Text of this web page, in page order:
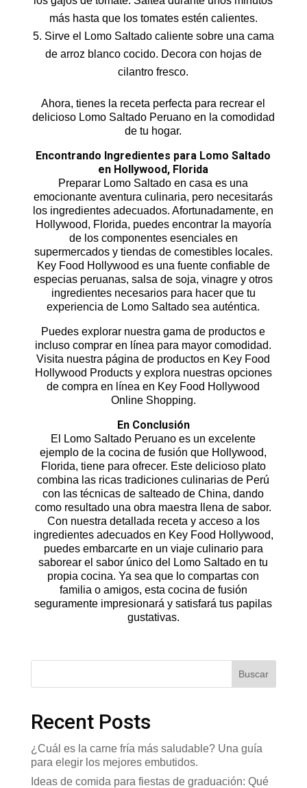
más hasta que los tomates estén calientes.
Sirve el Lomo Saltado caliente sobre una cama
de arroz blanco cocido. Decora con hojas de
cilantro fresco.
Ahora, tienes la receta perfecta para recrear el
delicioso Lomo Saltado Peruano en la comodidad
de tu hogar.
Encontrando Ingredientes para Lomo Saltado
en Hollywood, Florida
Preparar Lomo Saltado en casa es una
emocionante aventura culinaria, pero necesitarás
los ingredientes adecuados. Afortunadamente, en
Hollywood, Florida, puedes encontrar la mayoría
de los componentes esenciales en
supermercados y tiendas de comestibles locales.
Key Food Hollywood es una fuente confiable de
especias peruanas, salsa de soja, vinagre y otros
ingredientes necesarios para hacer que tu
experiencia de Lomo Saltado sea auténtica.
Puedes explorar nuestra gama de productos e
incluso comprar en línea para mayor comodidad.
Visita nuestra página de productos en Key Food
Hollywood Products y explora nuestras opciones
de compra en línea en Key Food Hollywood
Online Shopping.
En Conclusión
El Lomo Saltado Peruano es un excelente
ejemplo de la cocina de fusión que Hollywood,
Florida, tiene para ofrecer. Este delicioso plato
combina las ricas tradiciones culinarias de Perú
con las técnicas de salteado de China, dando
como resultado una obra maestra llena de sabor.
Con nuestra detallada receta y acceso a los
ingredientes adecuados en Key Food Hollywood,
puedes embarcarte en un viaje culinario para
saborear el sabor único del Lomo Saltado en tu
propia cocina. Ya sea que lo compartas con
familia o amigos, esta cocina de fusión
seguramente impresionará y satisfará tus papilas
gustativas.
Buscar
Recent Posts
¿Cuál es la carne fría más saludable? Una guía
para elegir los mejores embutidos.
Ideas de comida para fiestas de graduación: Qué